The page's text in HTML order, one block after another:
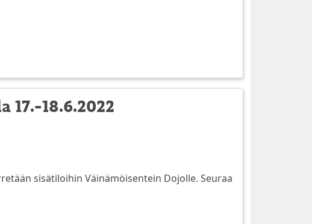
18.6.2022
sisätiloihin Väinämöisentein Dojolle. Seuraa